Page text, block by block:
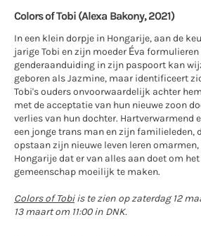
Colors of Tobi (Alexa Bakony, 2021)
In een klein dorpje in Hongarije, aan de
jarige Tobi en zijn moeder Éva formulieren
genderaanduiding in zijn paspoort kan
geboren als Jazmine, maar identificeert
Tobi's ouders onvoorwaardelijk achter
met de acceptatie van hun nieuwe zoon
verlies van hun dochter. Hartverwarmend
een jonge trans man en zijn familieleden,
opstaan zijn nieuwe leven leren
Hongarije dat er van alles aan doet om het
gemeenschap moeilijk te maken.
Colors of Tobiis te zien op zaterdag 12
13 maart om 11:00 in DNK.